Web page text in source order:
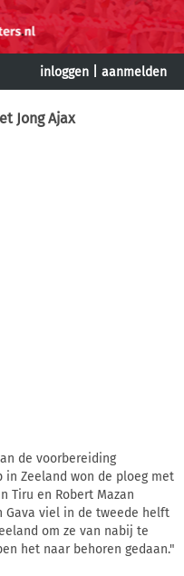
inloggen aanmelden
Jong Ajax
de voorbereiding
in Zeeland won de ploeg met
Tiru en Robert Mazan
Gava viel in de tweede helft
om ze van nabij te
het naar behoren gedaan."